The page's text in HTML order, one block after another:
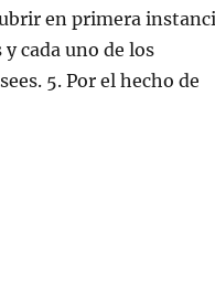
en primera
cada uno de los
5. Por el hecho de